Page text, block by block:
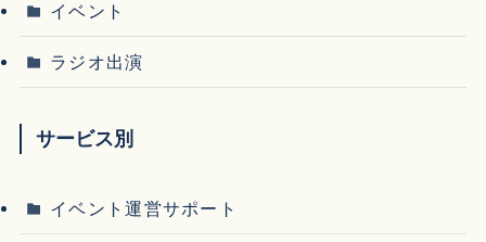
イベント
ラジオ出演
サービス別
イベント運営サポート